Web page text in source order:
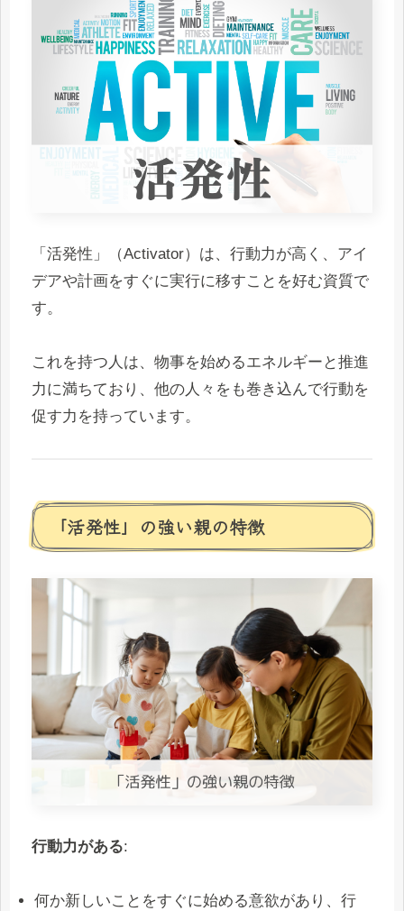
「活発性」（Activator）は、行動力が高く、アイ
デアや計画をすぐに実行に移すことを好む資質で
す。
これを持つ人は、物事を始めるエネルギーと推進
力に満ちており、他の人々をも巻き込んで行動を
促す力を持っています。
「活発性」の強い親の特徴
行動力がある:
何か新しいことをすぐに始める意欲があり、行